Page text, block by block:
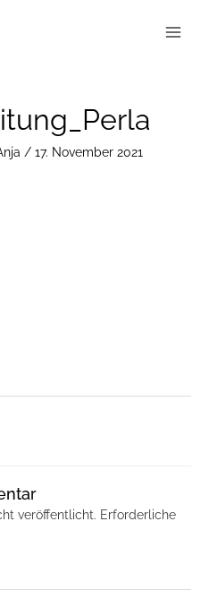
/ 17. November 2021
veröffentlicht. Erforderliche